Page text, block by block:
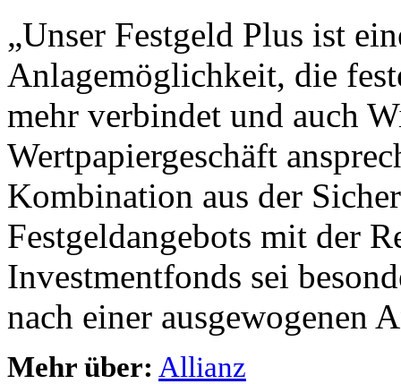
„Unser Festgeld Plus ist
Anlagemöglichkeit, die
mehr verbindet und auch
Wertpapiergeschäft
Kombination aus der
Festgeldangebots mit der
Investmentfonds sei
nach einer ausgewogenen
Mehr über: Allianz